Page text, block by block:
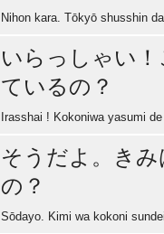
Nihon kara. Tōkyō shusshin
いらっしゃい
ているの？
Irasshai ! Kokoniwa yasumi
そうだよ。き
の？
Sōdayo. Kimi wa kokoni